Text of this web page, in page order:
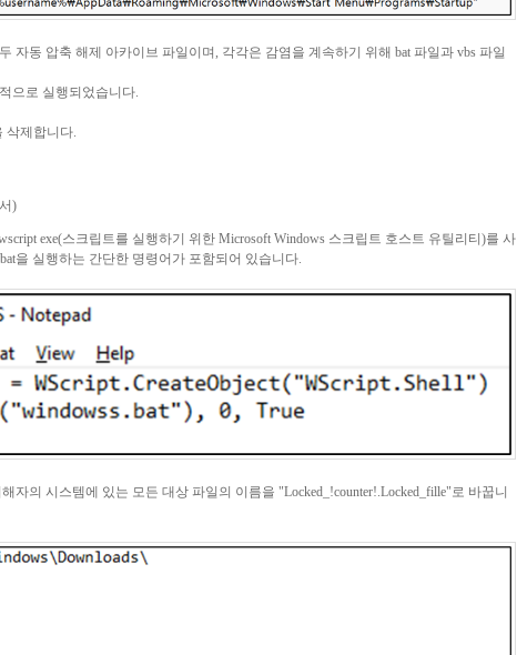
자동 압축 해제 아카이브 파일이며, 각각은 감염을 계속하기 위해 bat 파일과 vbs 파일
으로 실행되었습니다.
삭제합니다.
)
exe(스크립트를 실행하기 위한 Microsoft Windows 스크립트 호스트 유틸리티 )를 사
을 실행하는 간단한 명령어가 포함되어 있습니다.
자의 시스템에 있는 모든 대상 파일의 이름을 "Locked_!counter!.Locked_fille"로 바꿉니